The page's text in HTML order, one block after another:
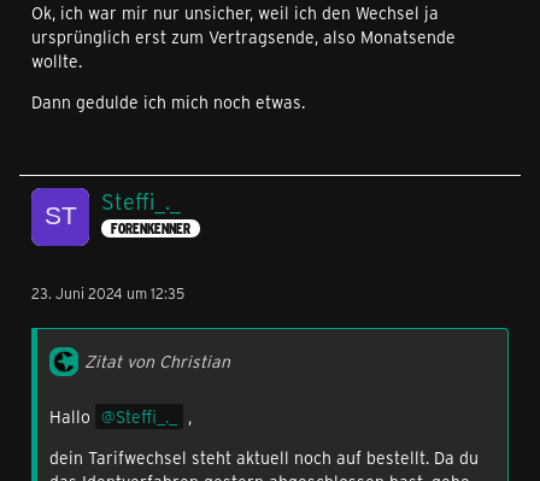
Ok, ich war mir nur unsicher, weil ich den Wechsel ja
ursprünglich erst zum Vertragsende, also Monatsende
wollte.
Dann gedulde ich mich noch etwas.
Steffi_._
FORENKENNER
23. Juni 2024 um 12:35
Zitat von Christian
Hallo Steffi_._
,
dein Tarifwechsel steht aktuell noch auf bestellt. Da du